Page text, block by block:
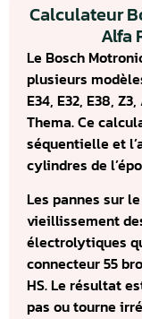
Calculateur
Alfa
Le Bosch
plusieurs
E34, E32, E38,
Thema. Ce
séquentielle et
cylindres de
Les pannes sur
vieillissement
électrolytiques
connecteur 55
HS. Le résultat
pas ou tourne